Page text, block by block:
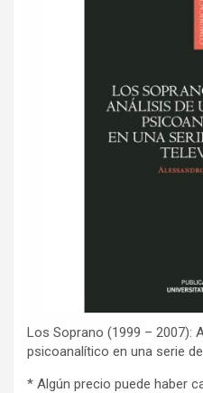
Los Soprano (1999 – 2007):
psicoanalítico en una serie
* Algún precio puede haber